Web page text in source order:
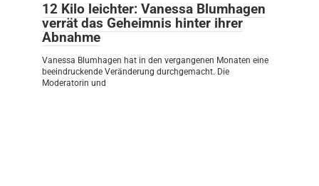
12 Kilo leichter: Vanessa Blumhagen
verrät das Geheimnis hinter ihrer
Abnahme
Vanessa Blumhagen hat in den vergangenen Monaten eine
beeindruckende Veränderung durchgemacht. Die
Moderatorin und